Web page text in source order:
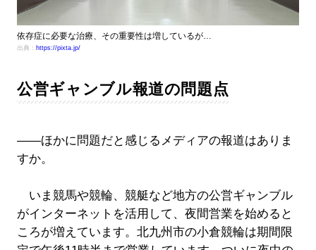
依存症に必要な治療、その重要性は増しているが…
出典： https://pixta.jp/
公営ギャンブル報道の問題点
――ほかに問題だと感じるメディアの報道はありま
すか。
いま競馬や競輪、競艇など地方の公営ギャンブル
がインターネットを活用して、夜間営業を始めると
ころが増えています。北九州市の小倉競輪は期間限